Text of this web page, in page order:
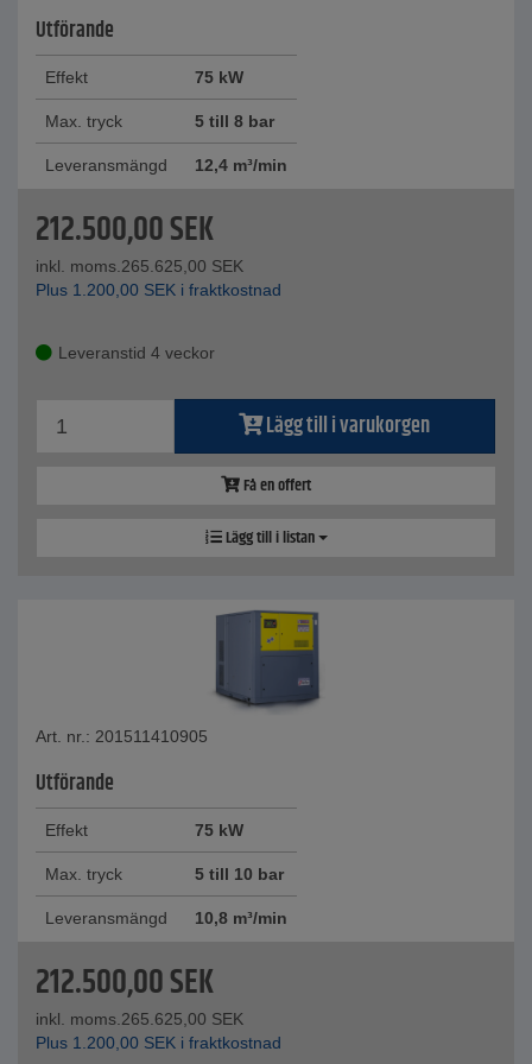
Utförande
Effekt 75 kW
Max. tryck 5 till 8 bar
Leveransmängd 12,4 m³/min
212.500,00SEK
inkl. moms.265.625,00 SEK
Plus 1.200,00 SEK i fraktkostnad
Leveranstid 4 veckor
Lägg till i varukorgen
Få en offert
Lägg till i listan
Art. nr.: 201511410905
Utförande
Effekt 75 kW
Max. tryck 5 till 10 bar
Leveransmängd 10,8 m³/min
212.500,00SEK
inkl. moms.265.625,00 SEK
Plus 1.200,00 SEK i fraktkostnad